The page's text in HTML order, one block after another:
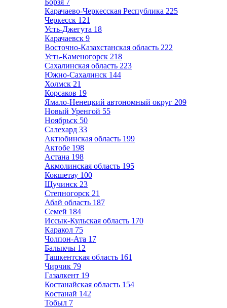
Борзя 7
Карачаево-Черкесская Республика 225
Черкесск 121
Усть-Джегута 18
Карачаевск 9
Восточно-Казахстанская область 222
Усть-Каменогорск 218
Сахалинская область 223
Южно-Сахалинск 144
Холмск 21
Корсаков 19
Ямало-Ненецкий автономный округ 209
Новый Уренгой 55
Ноябрьск 50
Салехард 33
Актюбинская область 199
Актобе 198
Астана 198
Акмолинская область 195
Кокшетау 100
Щучинск 23
Степногорск 21
Абай область 187
Семей 184
Иссык-Кульская область 170
Каракол 75
Чолпон-Ата 17
Балыкчы 12
Ташкентская область 161
Чирчик 79
Газалкент 19
Костанайская область 154
Костанай 142
Тобыл 7